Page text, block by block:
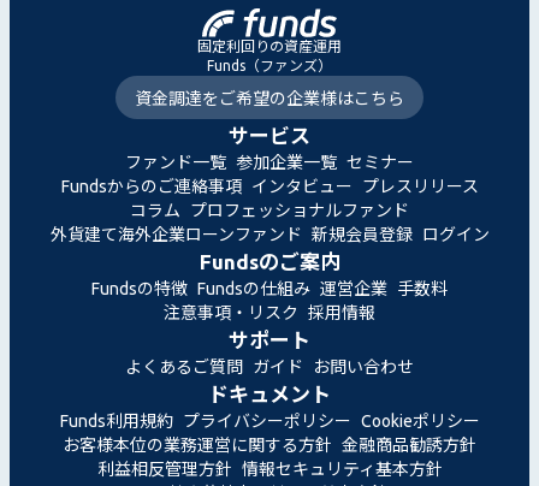
固定利回りの資産運用
Funds（ファンズ）
資金調達をご希望の企業様はこちら
サービス
ファンド一覧 参加企業一覧 セミナー
Fundsからのご連絡事項 インタビュー
プレスリリース
コラム
プロフェッショナルファンド
外貨建て海外企業ローンファンド 新規会員登録 ログイン
Fundsのご案内
Fundsの特徴 Fundsの仕組み 運営企業 手数料
注意事項・リスク
採用情報
サポート
よくあるご質問 ガイド お問い合わせ
ドキュメント
Funds利用規約 プライバシーポリシー Cookieポリシー
お客様本位の業務運営に関する方針 金融商品勧誘方針
利益相反管理方針 情報セキュリティ基本方針